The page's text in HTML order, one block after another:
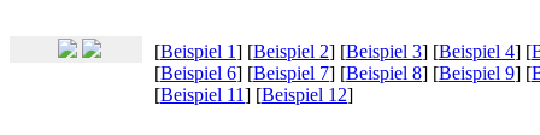
[Beispiel 1] [Beispiel 2] [Beispiel 3] [Beispiel 4] [
[Beispiel 6] [Beispiel 7] [Beispiel 8] [Beispiel 9] [
[Beispiel 11] [Beispiel 12]